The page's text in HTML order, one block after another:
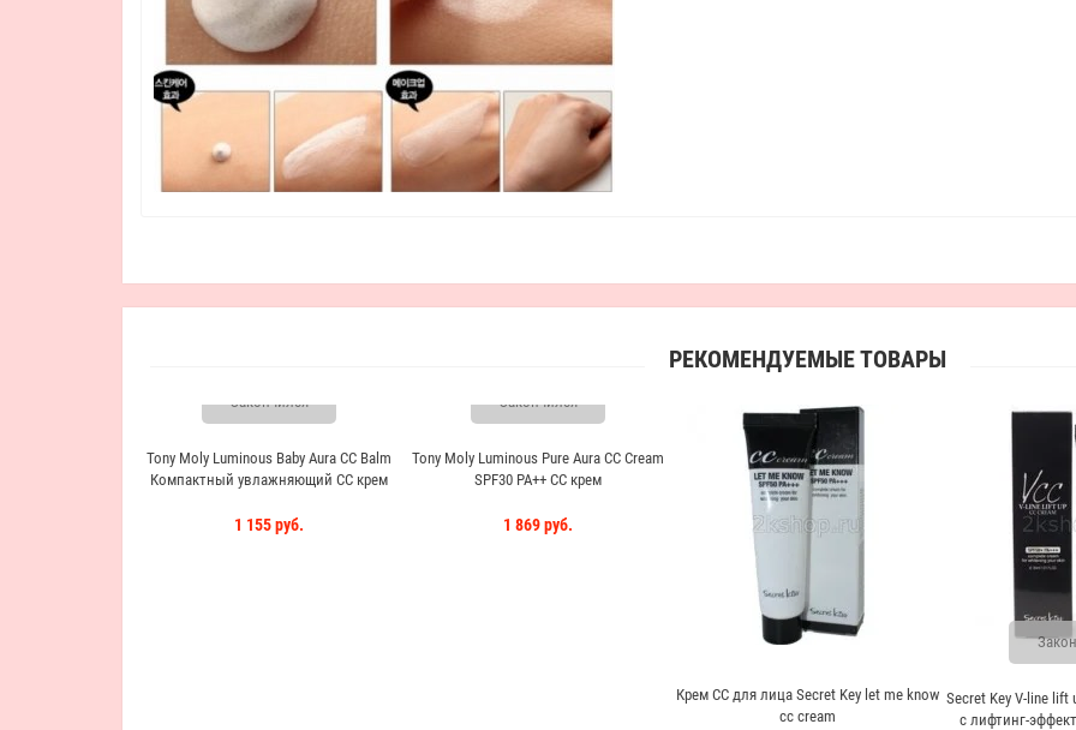
РЕКОМЕНДУЕМЫЕ ТОВАРЫ
Закончился
Tony Moly Luminous Baby Aura CC Balm
Компактный увлажняющий СС крем
1 155 руб.
Закончился
Tony Moly Luminous Pure Aura CC Cream
SPF30 PA++ СС крем
1 869 руб.
Крем СС для лица Secret Key let me know
cc cream
Secret Key V-line lift
с лифтинг-